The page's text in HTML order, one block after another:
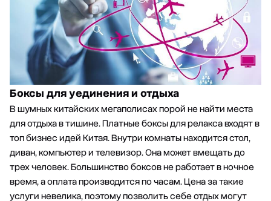
Боксы для уединения и отдыха
В шумных китайских мегаполисах порой не найти места
для отдыха в тишине. Платные боксы для релакса входят в
топ бизнес идей Китая. Внутри комнаты находится стол,
диван, компьютер и телевизор. Она может вмещать до
трех человек. Большинство боксов не работает в ночное
время, а оплата производится по часам. Цена за такие
услуги невелика, поэтому позволить себе отдых могут